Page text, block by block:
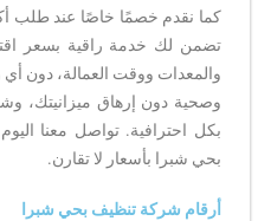
كما نقدم خصمًا خاصًا عند طلب
تضمن لك خدمة راقية بسعر
والمعدات ووقت العمالة، دون
وصحية دون إرهاق ميزانيتك،
بكل احترافية. تواصل معنا
بحي شبرا بأسعار لا تقارن.
أرقام شركة تنظيف بحي شبرا